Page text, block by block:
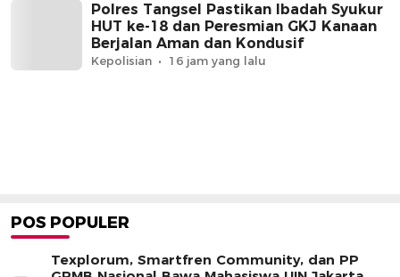
Polres Tangsel Pastikan Ibadah Syukur
HUT ke-18 dan Peresmian GKJ Kanaan
Berjalan Aman dan Kondusif
Kepolisian 16 jam yang lalu
POS POPULER
Texplorum, Smartfren Community, dan PP